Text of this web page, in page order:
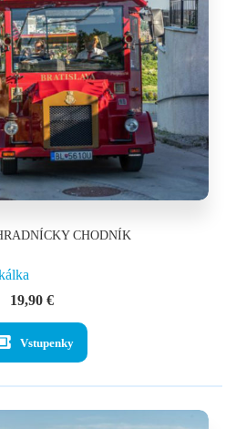
CHODNÍK
19,90 €
Vstupenky